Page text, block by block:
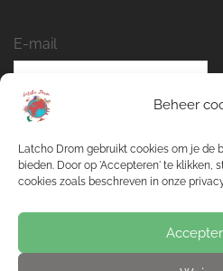
Beheer
Latcho Drom gebruikt cookies om je de
bieden. Door op 'Accepteren' te klikken,
cookies zoals beschreven in onze
E-mail
Naam